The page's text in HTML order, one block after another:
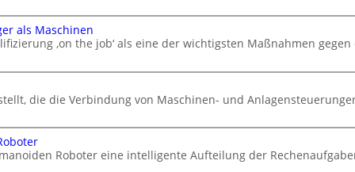
als Maschinen
‚on the job‘ als eine der wichtigsten Maßnahmen
die die Verbindung von Maschinen- und
Roboter eine intelligente Aufteilung der